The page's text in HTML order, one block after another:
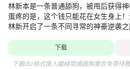
林新本是一条普通舔狗，被甩后获得神
蛋疼的是，这个钱只能花在女生身上！
林新开启了一条不同寻常的神豪逆袭之
下载
下載cbz格式匯入離線閱讀器無廣告免等待